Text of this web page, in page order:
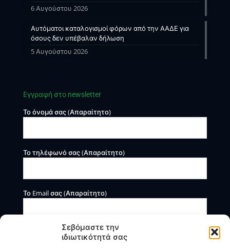
Σεβόμαστε την
ιδιωτικότητά σας
6 Αυγούστου 2026
Αυτόματοι καταλογισμοί φόρων από την ΑΑΔΕ για
όσους δεν υπέβαλαν δήλωση
5 Αυγούστου 2026
Εγγραφή στο newsletter
Το όνομά σας (Απαραίτητο)
Το τηλέφωνό σας (Απαραίτητο)
Το Email σας (Απαραίτητο)